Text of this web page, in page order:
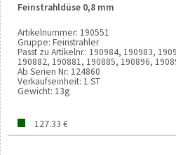
Feinstrahldüse 0,8 mm
Artikelnummer: 190551
Gruppe: Feinstrahler
Passt zu Artikelnr.: 190984, 190983,
190882, 190881, 190885, 190896,
Ab Serien Nr: 124860
Verkaufseinheit: 1 ST
Gewicht: 13g
127.33 €